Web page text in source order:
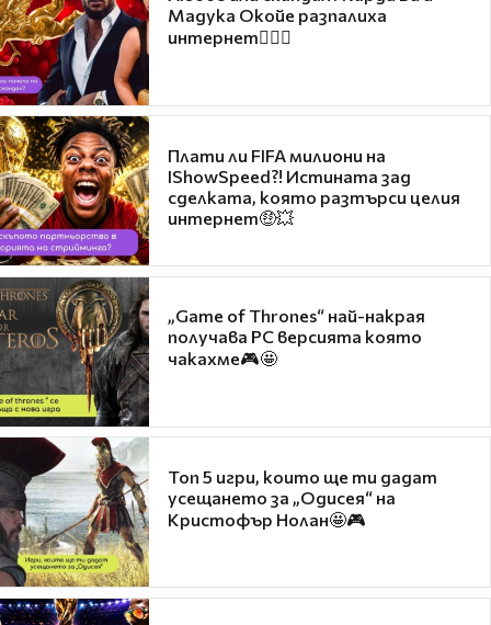
Мадука Окойе разпалиха
интернет❤️‍🔥🔥
Плати ли FIFA милиони на
IShowSpeed?! Истината зад
сделката, която разтърси целия
интернет🤑💥
„Game of Thrones“ най-накрая
получава PC версията която
чакахме🎮🤩
Топ 5 игри, които ще ти дадат
усещането за „Одисея“ на
Кристофър Нолан🤩🎮